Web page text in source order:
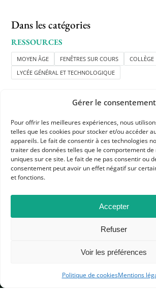
Gérer le consentement
Pour offrir les meilleures expériences, nous
telles que les cookies pour stocker et/ou accéder
appareils. Le fait de consentir à ces technologies
traiter des données telles que le comportement de
uniques sur ce site. Le fait de ne pas consentir ou
consentement peut avoir un effet négatif sur
et fonctions.
Accepter
Refuser
Voir les préférences
Politique de cookiesMentions
Dans les catégories
RESSOURCES
MOYEN ÂGE FENÊTRES SUR COURS
COLLÈGE
LYCÉE GÉNÉRAL ET TECHNOLOGIQUE
APHG
Association des professeurs d'histoire
+ 33 0(1) 42 33 62
BP 6541 – 75065 Paris
MENTIONS LÉGALES